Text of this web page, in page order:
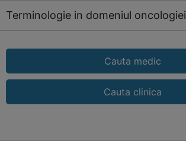
Terminologie in domeniul oncologiei
Cauta medic
Cauta clinica